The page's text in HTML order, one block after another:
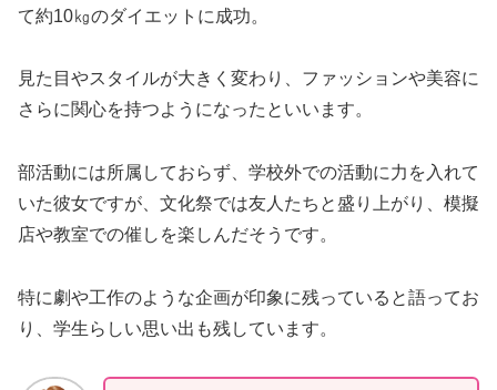
て約10㎏のダイエットに成功。
見た目やスタイルが大きく変わり、ファッションや美容に
さらに関心を持つようになったといいます。
部活動には所属しておらず、学校外での活動に力を入れて
いた彼女ですが、文化祭では友人たちと盛り上がり、模擬
店や教室での催しを楽しんだそうです。
特に劇や工作のような企画が印象に残っていると語ってお
り、学生らしい思い出も残しています。